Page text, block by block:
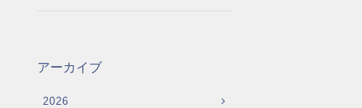
アーカイブ
2026